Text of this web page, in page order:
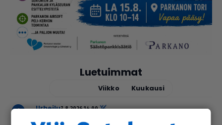
Luetuimmat
Viikko Kuukausi
urheilu7.8.2026 14.00
Janne Ojala näkee Parkanon ase­man­